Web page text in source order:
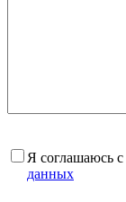
Я соглашаюсь с
данных